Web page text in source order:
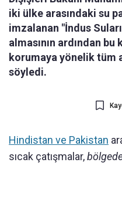
iki ülke arasındaki su
imzalanan "İndus
almasının ardından bu
korumaya yönelik tüm
söyledi.
Hindistan ve Pakistan
sıcak çatışmalar,